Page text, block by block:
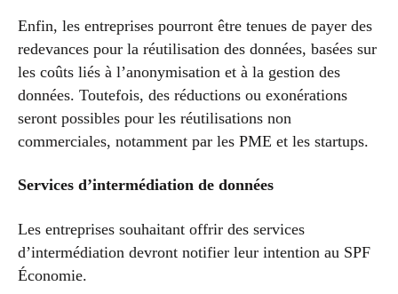
Enfin, les entreprises pourront être tenues de payer des
redevances pour la réutilisation des données, basées sur
les coûts liés à l’anonymisation et à la gestion des
données. Toutefois, des réductions ou exonérations
seront possibles pour les réutilisations non
commerciales, notamment par les PME et les startups.
Services d’intermédiation de données
Les entreprises souhaitant offrir des services
d’intermédiation devront notifier leur intention au SPF
Économie.